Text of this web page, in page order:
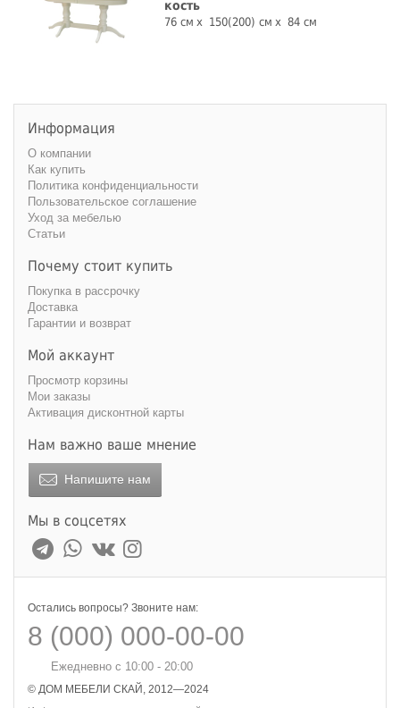
кость
76 см 150(200) см 84 см
Информация
О компании
Как купить
Политика конфиденциальности
Пользовательское соглашение
Уход за мебелью
Статьи
Почему стоит купить
Покупка в рассрочку
Доставка
Гарантии и возврат
Мой аккаунт
Просмотр корзины
Мои заказы
Активация дисконтной карты
Нам важно ваше мнение
Напишите нам
Мы в соцсетях
Остались вопросы? Звоните нам:
8 (000) 000-00-00
Ежедневно с 10:00 - 20:00
© ДОМ МЕБЕЛИ СКАЙ, 2012—2024